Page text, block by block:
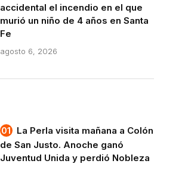
accidental el incendio en el que
murió un niño de 4 años en Santa
Fe
agosto 6, 2026
La Perla visita mañana a Colón
de San Justo. Anoche ganó
Juventud Unida y perdió Nobleza